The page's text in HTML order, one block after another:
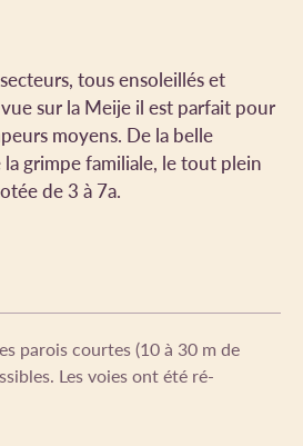
tous ensoleillés et
sur la Meije il est parfait pour
moyens. De la belle
grimpe familiale, le tout plein
de 3 à 7a.
parois courtes (10 à 30 m de
Les voies ont été ré-